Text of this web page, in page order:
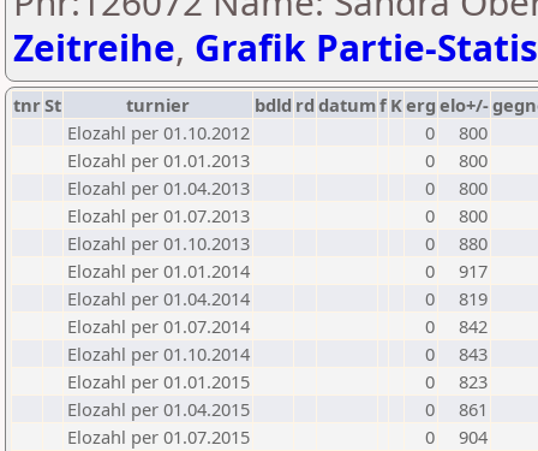
Zeitreihe, Grafik Partie-
tnrSt turnier bdld rd datumf Kerg elo+/-
Elozahl per 01.10.2012
0
800
Elozahl per 01.01.2013
0
800
Elozahl per 01.04.2013
0
800
Elozahl per 01.07.2013
0
800
Elozahl per 01.10.2013
0
880
Elozahl per 01.01.2014
0
917
Elozahl per 01.04.2014
0
819
Elozahl per 01.07.2014
0
842
Elozahl per 01.10.2014
0
843
Elozahl per 01.01.2015
0
823
Elozahl per 01.04.2015
0
861
Elozahl per 01.07.2015
0
904